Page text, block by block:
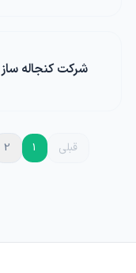
شرکت کنجاله ساز
قبلی 1
2